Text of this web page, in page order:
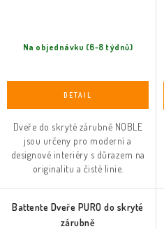
Na objednávku (6-8 týdnů)
Dveře do skryté zárubně NOBLE
jsou určeny pro moderní a
designové interiéry s důrazem na
originalitu a čisté linie.
Battente Dveře PURO do skryté
zárubně